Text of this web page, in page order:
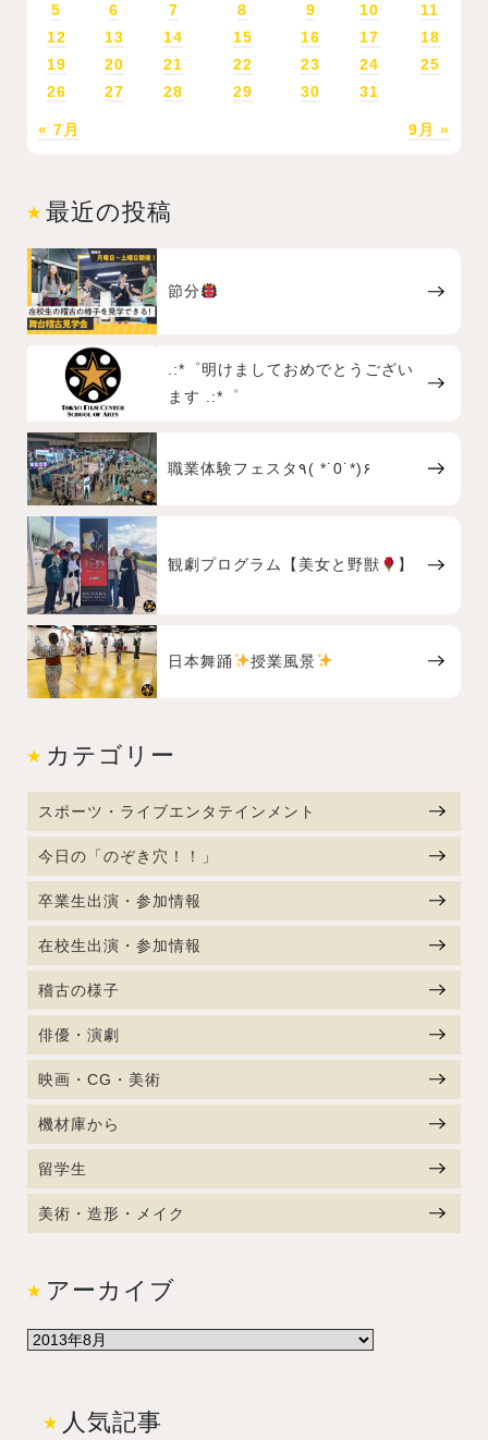
« 7月 9月 »
5
6 7 8 9 10
11
12
13 14 15 16 17
18
19
20 21 22 23 24
25
26
27 28 29 30 31
最近の投稿
節分
.:*゜明けましておめでとうござい
ます .:*゜
職業体験フェスタ٩( *˙0˙*)۶
観劇プログラム【美女と野獣 】
日本舞踊 授業風景
カテゴリー
スポーツ・ライブエンタテインメント
今日の「のぞき穴！！」
卒業生出演・参加情報
在校生出演・参加情報
稽古の様子
俳優・演劇
映画・CG・美術
機材庫から
留学生
美術・造形・メイク
アーカイブ
人気記事